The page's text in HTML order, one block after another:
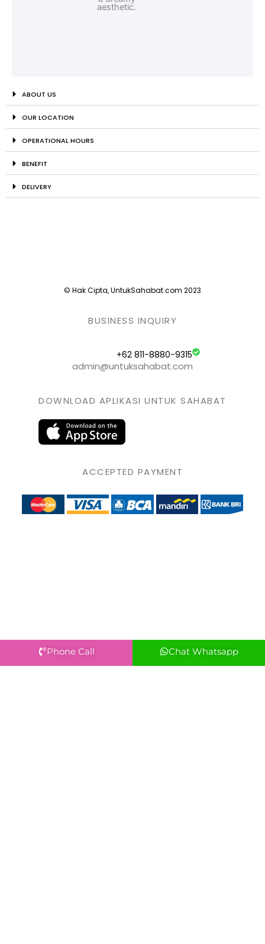
ABOUT US
OUR LOCATION
OPERATIONAL HOURS
BENEFIT
DELIVERY
© Hak Cipta, UntukSahabat.com 2023
BUSINESS INQUIRY
+62 811-8880-9315
admin@untuksahabat.com
DOWNLOAD APLIKASI UNTUK SAHABAT
ACCEPTED PAYMENT
Phone Call Chat Whatsapp